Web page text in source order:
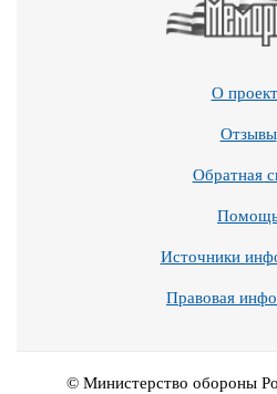
О
Отзывы
Обратная
Источники
Правовая
© Министерство обороны